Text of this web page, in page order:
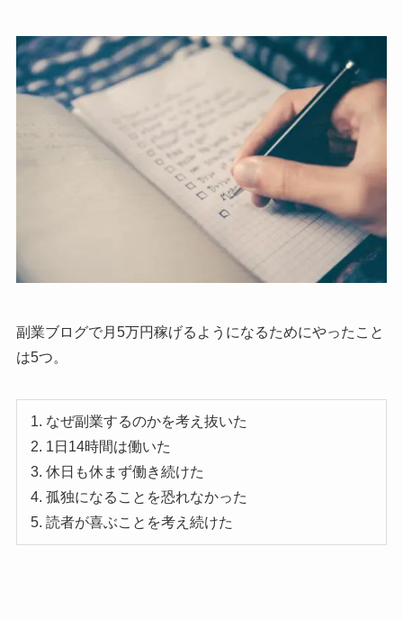
副業ブログで月5万円稼げるようになるためにやったこと
は5つ。
なぜ副業するのかを考え抜いた
1日14時間は働いた
休日も休まず働き続けた
孤独になることを恐れなかった
読者が喜ぶことを考え続けた